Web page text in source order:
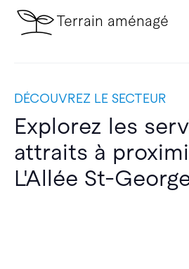
Terrain aménagé
DÉCOUVREZ LE SECTEUR
Explorez les
attraits à
L'Allée St-